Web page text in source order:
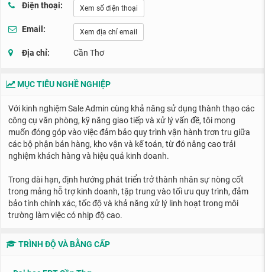
Điện thoại:
Xem số điện thoại
Email: Xem địa chỉ email
Địa chỉ: Cần Thơ
MỤC TIÊU NGHỀ NGHIỆP
Với kinh nghiệm Sale Admin cùng khả năng sử dụng thành thạo các
công cụ văn phòng, kỹ năng giao tiếp và xử lý vấn đề, tôi mong
muốn đóng góp vào việc đảm bảo quy trình vận hành trơn tru giữa
các bộ phận bán hàng, kho vận và kế toán, từ đó nâng cao trải
nghiệm khách hàng và hiệu quả kinh doanh.
Trong dài hạn, định hướng phát triển trở thành nhân sự nòng cốt
trong mảng hỗ trợ kinh doanh, tập trung vào tối ưu quy trình, đảm
bảo tính chính xác, tốc độ và khả năng xử lý linh hoạt trong môi
trường làm việc có nhịp độ cao.
TRÌNH ĐỘ VÀ BẰNG CẤP